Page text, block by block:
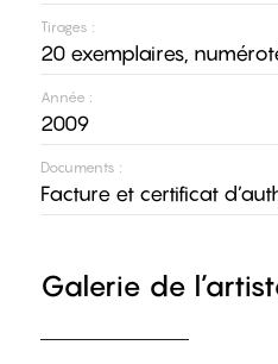
Tirages :
20 exemplaires,
Année :
2009
Documents :
Facture et certificat
Galerie de